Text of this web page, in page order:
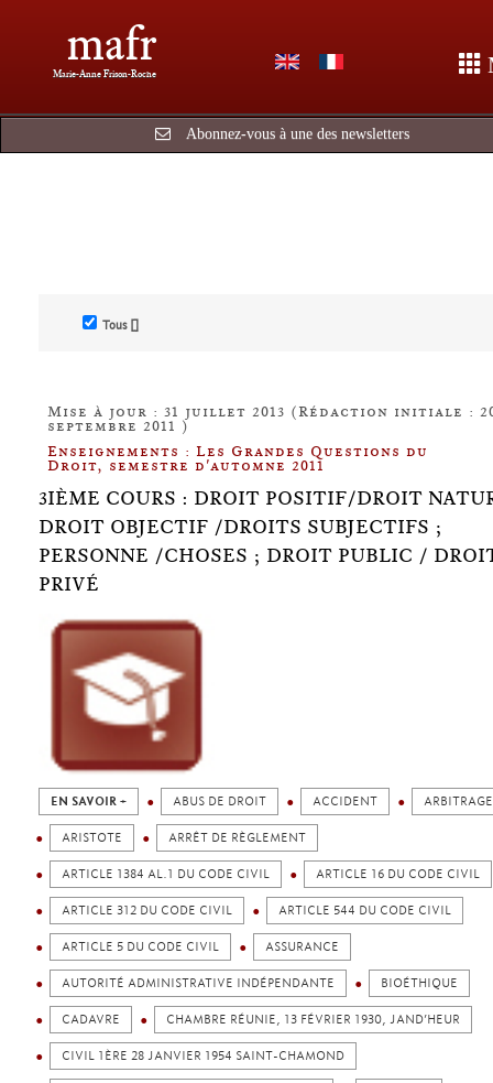
mafr
Marie-Anne Frison-Roche
Abonnez-vous à une des newsletters
Tous []
Mise à jour : 31 juillet 2013 (Rédaction initiale :
septembre 2011 )
Enseignements : Les Grandes Questions du
Droit, semestre d'automne 2011
3IÈME COURS : DROIT POSITIF/DROIT
DROIT OBJECTIF /DROITS SUBJECTIFS ;
PERSONNE /CHOSES ; DROIT PUBLIC /
PRIVÉ
EN SAVOIR + ABUS DE DROIT ACCIDENT ARBITRAGE
ARISTOTE ARRÊT DE RÈGLEMENT
ARTICLE 1384 AL.1 DU CODE CIVIL ARTICLE 16 DU CODE CIVIL
ARTICLE 312 DU CODE CIVIL ARTICLE 544 DU CODE CIVIL
ARTICLE 5 DU CODE CIVIL ASSURANCE
AUTORITÉ ADMINISTRATIVE INDÉPENDANTE BIOÉTHIQUE
CADAVRE CHAMBRE RÉUNIE, 13 FÉVRIER 1930, JAND’HEUR
CIVIL 1ÈRE 28 JANVIER 1954 SAINT-CHAMOND